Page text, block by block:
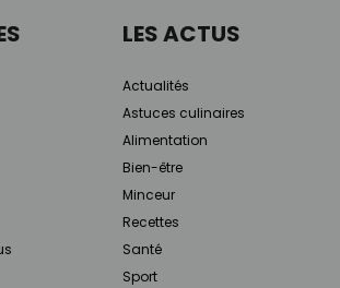
LES ACTUS
Actualités
Astuces culinaires
Alimentation
Bien-être
Minceur
Recettes
Santé
Sport